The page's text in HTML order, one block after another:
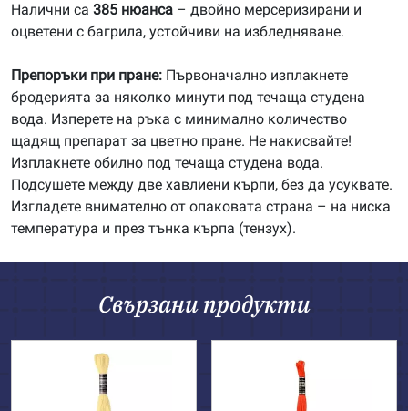
Налични са 385 нюанса – двойно мерсеризирани и
оцветени с багрила, устойчиви на избледняване.
Препоръки при пране: Първоначално изплакнете
бродерията за няколко минути под течаща студена
вода. Изперете на ръка с минимално количество
щадящ препарат за цветно пране. Не накисвайте!
Изплакнете обилно под течаща студена вода.
Подсушете между две хавлиени кърпи, без да усуквате.
Изгладете внимателно от опаковата страна – на ниска
температура и през тънка кърпа (тензух).
Свързани продукти